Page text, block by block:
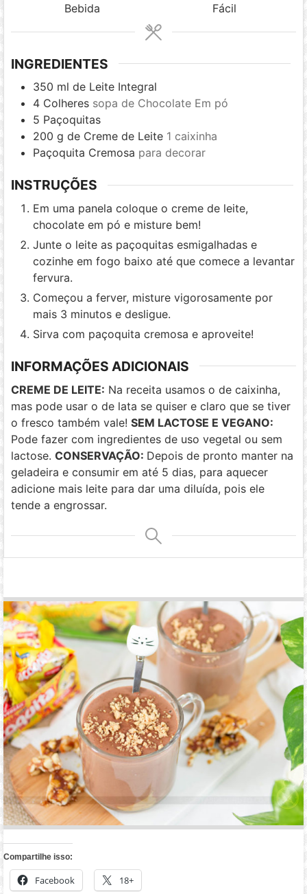
Bebida
Fácil
INGREDIENTES
350 ml de Leite Integral
4 Colheres sopa de Chocolate Em pó
5 Paçoquitas
200 g de Creme de Leite 1 caixinha
Paçoquita Cremosa para decorar
INSTRUÇÕES
Em uma panela coloque o creme de leite,
chocolate em pó e misture bem!
Junte o leite as paçoquitas esmigalhadas e
cozinhe em fogo baixo até que comece a levantar
fervura.
Começou a ferver, misture vigorosamente por
mais 3 minutos e desligue.
Sirva com paçoquita cremosa e aproveite!
INFORMAÇÕES ADICIONAIS
CREME DE LEITE: Na receita usamos o de caixinha,
mas pode usar o de lata se quiser e claro que se tiver
o fresco também vale!SEM LACTOSE E VEGANO:
Pode fazer com ingredientes de uso vegetal ou sem
lactose.CONSERVAÇÃO: Depois de pronto manter na
geladeira e consumir em até 5 dias, para aquecer
adicione mais leite para dar uma diluída, pois ele
tende a engrossar.
Compartilhe isso:
Facebook 18+